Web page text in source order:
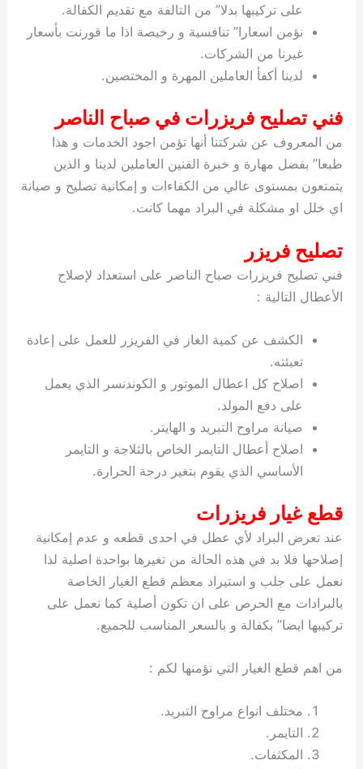
على تركيبها بدلا” من التالفة مع تقديم الكفالة.
نؤمن اسعارا” تنافسية و رخيصة اذا ما قورنت بأسعار
غيرنا من الشركات.
لدينا أكفأ العاملين المهرة و المختصين.
فني تصليح فريزرات في صباح الناصر
من المعروف عن شركتنا أنها تؤمن اجود الخدمات و هذا
طبعا” بفضل مهارة و خبرة الفنين العاملين لدينا و الذين
يتمتعون بمستوى عالي من الكفاءات و إمكانية تصليح و صيانة
اي خلل او مشكلة في البراد مهما كانت.
تصليح فريزر
فني تصليح فريزرات صباح الناصر على استعداد لإصلاح
الأعطال التالية :
الكشف عن كمية الغاز في الفريزر للعمل على إعادة
تعبئته.
اصلاح كل اعطال الموتور و الكوندنسر الذي يعمل
على دفع المولد.
صيانة مراوح التبريد و الهايتر.
اصلاح أعطال التايمر الخاص بالثلاجة و التايمر
الأساسي الذي يقوم بتغير درجة الحرارة.
قطع غيار فريزرات
عند تعرض البراد لأي عطل في احدى قطعه و عدم إمكانية
إصلاحها فلا بد في هذه الحالة من تغيرها بواحدة اصلية لذا
نعمل على جلب و استيراد معظم قطع الغيار الخاصة
بالبرادات مع الحرص على ان تكون أصلية كما نعمل على
تركيبها ايضا” بكفالة و بالسعر المناسب للجميع.
من اهم قطع الغيار التي نؤمنها لكم :
مختلف انواع مراوح التبريد.
التايمر.
المكثفات.